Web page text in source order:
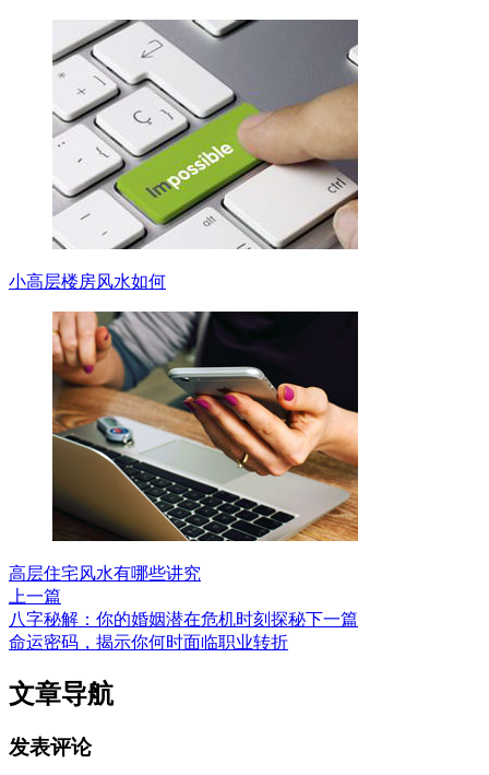
小高层楼房风水如何
高层住宅风水有哪些讲究
上一篇
八字秘解：你的婚姻潜在危机时刻探秘下一篇
命运密码，揭示你何时面临职业转折
文章导航
发表评论